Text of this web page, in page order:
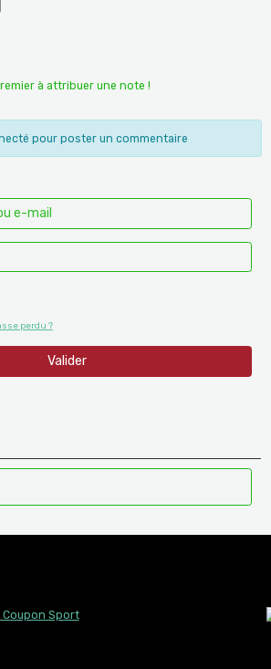
à attribuer une note !
pour poster un commentaire
perdu ?
Valider